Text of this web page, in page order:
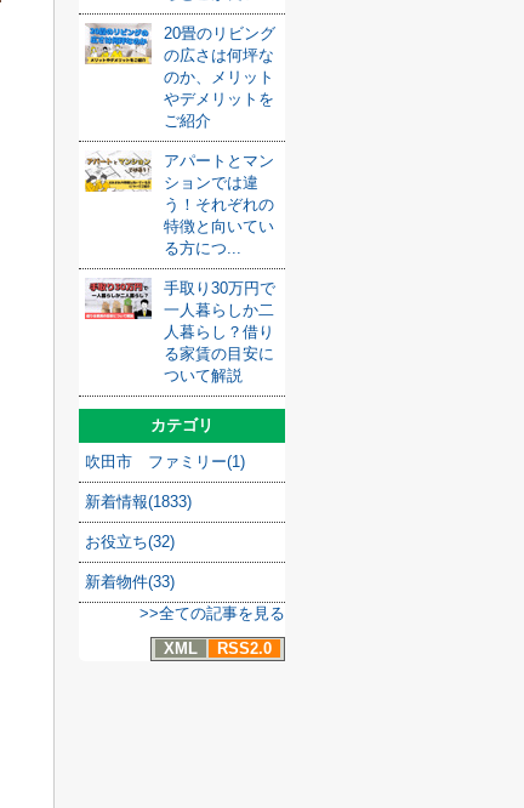
20畳のリビング
の広さは何坪な
のか、メリット
やデメリットを
ご紹介
アパートとマン
ションでは違
う！それぞれの
特徴と向いてい
る方につ...
手取り30万円で
一人暮らしか二
人暮らし？借り
る家賃の目安に
ついて解説
カテゴリ
吹田市 ファミリー(1)
新着情報(1833)
お役立ち(32)
新着物件(33)
>>全ての記事を見る
XML
RSS2.0